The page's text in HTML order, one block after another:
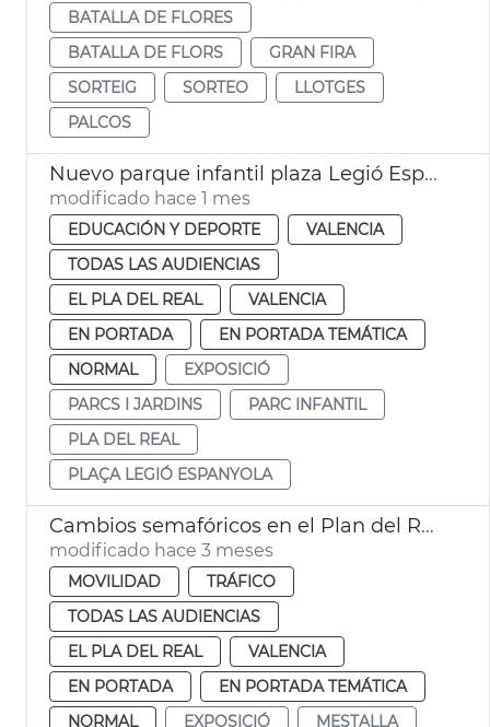
BATALLA DE FLORES
BATALLA DE FLORS
GRAN FIRA
SORTEIG
SORTEO
LLOTGES
PALCOS
Nuevo parque infantil plaza Legió Espanyola València
modificado hace 1 mes
EDUCACIÓN Y DEPORTE
VALENCIA
TODAS LAS AUDIENCIAS
EL PLA DEL REAL
VALENCIA
EN PORTADA
EN PORTADA TEMÁTICA
NORMAL
EXPOSICIÓ
PARCS I JARDINS
PARC INFANTIL
PLA DEL REAL
PLAÇA LEGIÓ ESPANYOLA
Cambios semafóricos en el Plan del Real València
modificado hace 3 meses
MOVILIDAD
TRÁFICO
TODAS LAS AUDIENCIAS
EL PLA DEL REAL
VALENCIA
EN PORTADA
EN PORTADA TEMÁTICA
NORMAL
EXPOSICIÓ MESTALLA